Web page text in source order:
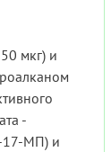
мкг) и
-
17-МП) и